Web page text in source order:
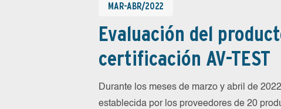
MAR-ABR/2022
Evaluación del
certificación AV-TEST
Durante los meses de marzo y abril de
establecida por los proveedores de 20